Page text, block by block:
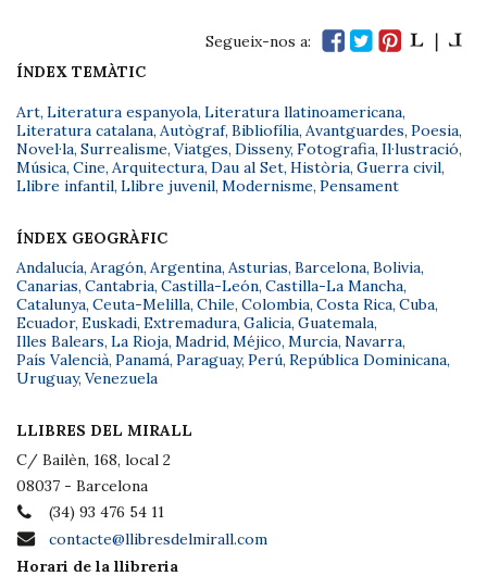
Segueix-nos a:
ÍNDEX TEMÀTIC
Art, Literatura espanyola, Literatura llatinoamericana,
Literatura catalana, Autògraf, Bibliofília, Avantguardes, Poesia,
Novel·la, Surrealisme, Viatges, Disseny, Fotografia, Il·lustració,
Música, Cine, Arquitectura, Dau al Set, Història, Guerra civil,
Llibre infantil, Llibre juvenil, Modernisme, Pensament
ÍNDEX GEOGRÀFIC
Andalucía, Aragón, Argentina, Asturias, Barcelona, Bolivia,
Canarias, Cantabria, Castilla-León, Castilla-La Mancha,
Catalunya, Ceuta-Melilla, Chile, Colombia, Costa Rica, Cuba,
Ecuador, Euskadi, Extremadura, Galicia, Guatemala,
Illes Balears, La Rioja, Madrid, Méjico, Murcia, Navarra,
País Valencià, Panamá, Paraguay, Perú, República Dominicana,
Uruguay, Venezuela
LLIBRES DEL MIRALL
C/ Bailèn, 168, local 2
08037 - Barcelona
(34) 93 476 54 11
contacte@llibresdelmirall.com
Horari de la llibreria